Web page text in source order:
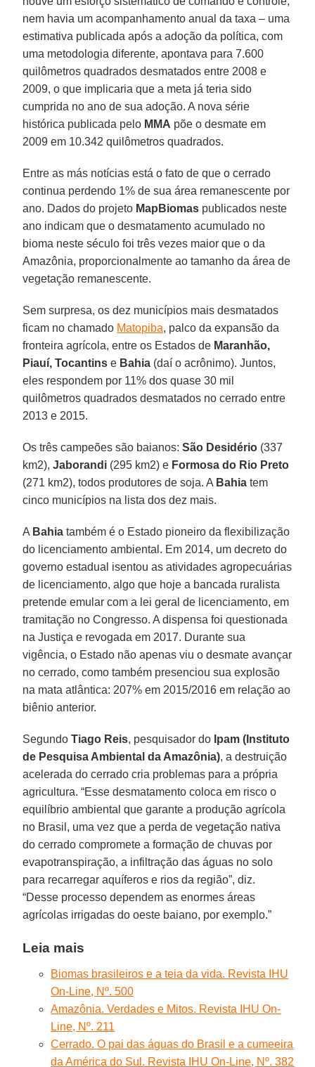
nem havia um acompanhamento anual da taxa – uma
estimativa publicada após a adoção da política, com
uma metodologia diferente, apontava para 7.600
quilômetros quadrados desmatados entre 2008 e
2009, o que implicaria que a meta já teria sido
cumprida no ano de sua adoção. A nova série
histórica publicada pelo MMA põe o desmate em
2009 em 10.342 quilômetros quadrados.
Entre as más notícias está o fato de que o cerrado
continua perdendo 1% de sua área remanescente por
ano. Dados do projeto MapBiomas publicados neste
ano indicam que o desmatamento acumulado no
bioma neste século foi três vezes maior que o da
Amazônia, proporcionalmente ao tamanho da área de
vegetação remanescente.
Sem surpresa, os dez municípios mais desmatados
ficam no chamado Matopiba, palco da expansão da
fronteira agrícola, entre os Estados de Maranhão,
Piauí, Tocantins e Bahia (daí o acrônimo). Juntos,
eles respondem por 11% dos quase 30 mil
quilômetros quadrados desmatados no cerrado entre
2013 e 2015.
Os três campeões são baianos:São Desidério (337
km2),Jaborandi (295 km2) e Formosa do Rio Preto
(271 km2), todos produtores de soja. A Bahia tem
cinco municípios na lista dos dez mais.
A Bahia também é o Estado pioneiro da flexibilização
do licenciamento ambiental. Em 2014, um decreto do
governo estadual isentou as atividades agropecuárias
de licenciamento, algo que hoje a bancada ruralista
pretende emular com a lei geral de licenciamento, em
tramitação no Congresso. A dispensa foi questionada
na Justiça e revogada em 2017. Durante sua
vigência, o Estado não apenas viu o desmate avançar
no cerrado, como também presenciou sua explosão
na mata atlântica: 207% em 2015/2016 em relação ao
biênio anterior.
SegundoTiago Reis, pesquisador do Ipam (Instituto
de Pesquisa Ambiental da Amazônia), a destruição
acelerada do cerrado cria problemas para a própria
agricultura. “Esse desmatamento coloca em risco o
equilíbrio ambiental que garante a produção agrícola
no Brasil, uma vez que a perda de vegetação nativa
do cerrado compromete a formação de chuvas por
evapotranspiração, a infiltração das águas no solo
para recarregar aquíferos e rios da região”, diz.
“Desse processo dependem as enormes áreas
agrícolas irrigadas do oeste baiano, por exemplo.”
Leia mais
Biomas brasileiros e a teia da vida. Revista IHU
On-Line, Nº. 500
Amazônia. Verdades e Mitos. Revista IHU On-
Line, Nº. 211
Cerrado. O pai das águas do Brasil e a cumeeira
da América do Sul. Revista IHU On-Line, Nº. 382